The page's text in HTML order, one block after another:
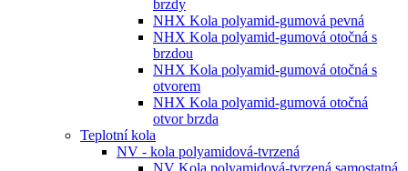
brzdy
NHX Kola polyamid-gumová pevná
NHX Kola polyamid-gumová otočná s
brzdou
NHX Kola polyamid-gumová otočná s
otvorem
NHX Kola polyamid-gumová otočná
otvor brzda
Teplotní kola
NV - kola polyamidová-tvrzená
NV Kola polyamidová-tvrzená samostatná